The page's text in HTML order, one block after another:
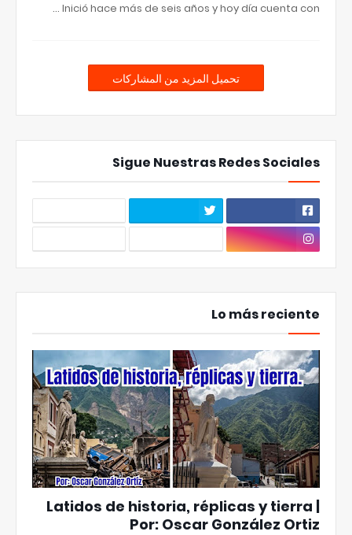
Inició hace más de seis años y hoy día cuenta con …
تحميل المزيد من المشاركات
Sigue Nuestras Redes Sociales
Lo más reciente
Latidos de historia, réplicas y tierra |
Por: Oscar González Ortiz